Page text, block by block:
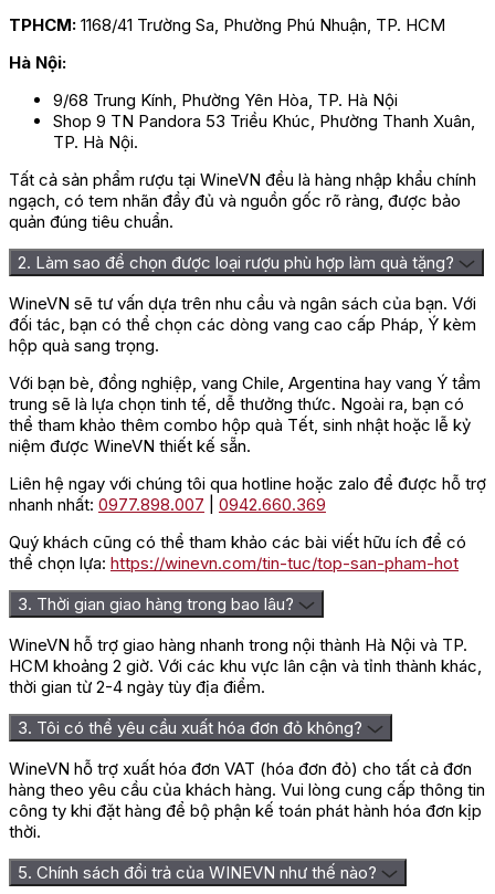
Nicolas Feuillatte Brut Réserve Gold nên được phục vụ lạnh ở
nhiệt độ khoảng 6–8°C để giữ độ tươi, bọt sủi mịn và hương
thơm thanh thoát. Trước khi uống, có thể ướp chai trong xô đá
khoảng 20–30 phút hoặc để trong ngăn mát tủ lạnh từ 3–4 giờ.
Khi mở Champagne, nên giữ chai nghiêng khoảng 45 độ, một
tay giữ nút và tay còn lại xoay nhẹ thân chai để nút bật ra từ từ.
Tránh lắc chai mạnh trước khi mở vì áp suất bên trong có thể
làm rượu trào và mất bọt. Nên dùng ly flute hoặc ly tulip để giữ
bọt tốt và giúp hương thơm lan tỏa rõ hơn.
Giá Rượu Champagne Nicolas
Feuillatte Brut Réserve Gold
Tên sản
phẩm
Rượu Champagne Nicolas Feuillatte Brut
Réserve Gold
Giá niêm
yết
2.300.000 đ
Giá ưu đãi
Giá theo
thùng
Liên hệ
Giá sỉ Liên hệ
Rượu Champagne Nicolas Feuillatte Brut Réserve Gold Label
đang được bán với giá ưu đãi 1.600.000 VNĐ /chai 750ml.
Giới thiệu nhà Champagne Nicolas
Feuillatte
Nicolas Feuillatte là một trong những thương hiệu Champagne
hiện đại nổi bật của Pháp, ra đời năm 1976 tại vùng
Champagne. Dù có lịch sử trẻ hơn nhiều Maison Champagne
lâu đời, Nicolas Feuillatte nhanh chóng tạo dấu ấn nhờ phong
cách trẻ trung, dễ tiếp cận và tinh thần sáng tạo khác biệt.
Câu chuyện thương hiệu bắt đầu từ Nicolas Feuillatte – một
TPHCM: 1168/41 Trường Sa, Phường Phú Nhuận, TP. HCM
Hà Nội:
9/68 Trung Kính, Phường Yên Hòa, TP. Hà Nội
Shop 9 TN Pandora 53 Triều Khúc, Phường Thanh Xuân,
TP. Hà Nội.
Tất cả sản phẩm rượu tại WineVN đều là hàng nhập khẩu chính
ngạch, có tem nhãn đầy đủ và nguồn gốc rõ ràng, được bảo
quản đúng tiêu chuẩn.
2. Làm sao để chọn được loại rượu phù hợp làm quà tặng?
WineVN sẽ tư vấn dựa trên nhu cầu và ngân sách của bạn. Với
đối tác, bạn có thể chọn các dòng vang cao cấp Pháp, Ý kèm
hộp quà sang trọng.
Với bạn bè, đồng nghiệp, vang Chile, Argentina hay vang Ý tầm
trung sẽ là lựa chọn tinh tế, dễ thưởng thức. Ngoài ra, bạn có
thể tham khảo thêm combo hộp quà Tết, sinh nhật hoặc lễ kỷ
niệm được WineVN thiết kế sẵn.
Liên hệ ngay với chúng tôi qua hotline hoặc zalo để được hỗ trợ
nhanh nhất: 0977.898.007
0942.660.369
Quý khách cũng có thể tham khảo các bài viết hữu ích để có
thể chọn lựa: https://winevn.com/tin-tuc/top-san-pham-hot
3. Thời gian giao hàng trong bao lâu?
WineVN hỗ trợ giao hàng nhanh trong nội thành Hà Nội và TP.
HCM khoảng 2 giờ. Với các khu vực lân cận và tỉnh thành khác,
thời gian từ 2-4 ngày tùy địa điểm.
3. Tôi có thể yêu cầu xuất hóa đơn đỏ không?
WineVN hỗ trợ xuất hóa đơn VAT (hóa đơn đỏ) cho tất cả đơn
hàng theo yêu cầu của khách hàng. Vui lòng cung cấp thông tin
công ty khi đặt hàng để bộ phận kế toán phát hành hóa đơn kịp
thời.
5. Chính sách đổi trả của WINEVN như thế nào?